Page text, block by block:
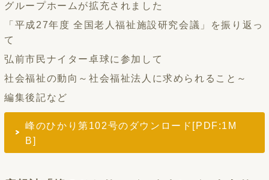
グループホームが拡充されました
「平成27年度 全国老人福祉施設研究会議」を振り返っ
て
弘前市民ナイター卓球に参加して
社会福祉の動向～社会福祉法人に求められること～
編集後記など
峰のひかり第102号のダウンロード[PDF:1M
B]